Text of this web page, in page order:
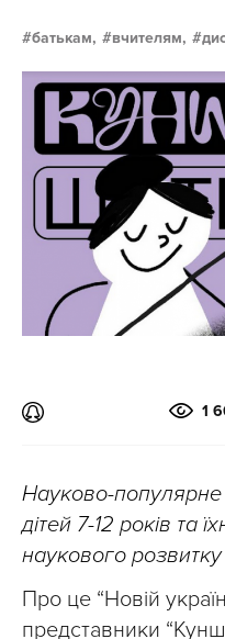
батькам, вчителям,
1
Науково-
дітей 7-12 років та
наукового
Про це “Новій
представники